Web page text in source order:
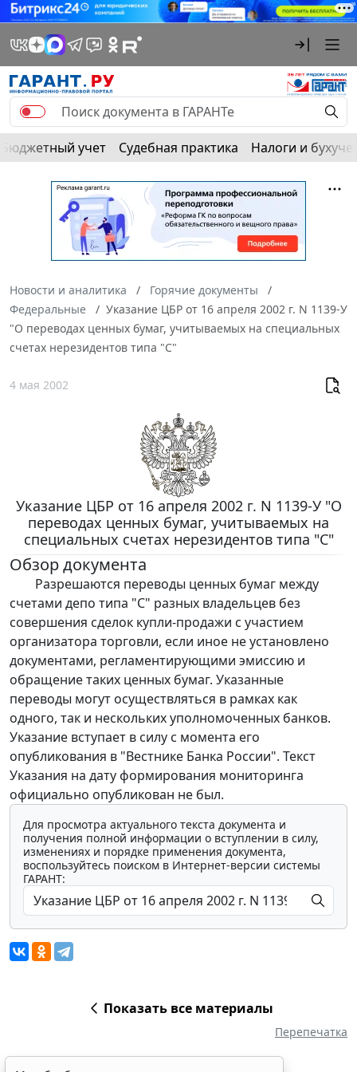
Бюджетный учет Судебная практика Налоги и
Новости и аналитика
Горячие документы
Федеральные
Указание ЦБР от 16 апреля 2002 г. N 1139-У
"О переводах ценных бумаг, учитываемых на специальных
счетах нерезидентов типа "С"
4 мая 2002
Указание ЦБР от 16 апреля 2002 г. N 1139-У "О
переводах ценных бумаг, учитываемых на
специальных счетах нерезидентов типа "С"
Обзор документа
Разрешаются переводы ценных бумаг между
счетами депо типа "С" разных владельцев без
совершения сделок купли-продажи с участием
организатора торговли, если иное не установлено
документами, регламентирующими эмиссию и
обращение таких ценных бумаг. Указанные
переводы могут осуществляться в рамках как
одного, так и нескольких уполномоченных банков.
Указание вступает в силу с момента его
опубликования в "Вестнике Банка России". Текст
Указания на дату формирования мониторинга
официально опубликован не был.
Для просмотра актуального текста документа и
получения полной информации о вступлении в силу,
изменениях и порядке применения документа,
воспользуйтесь поиском в Интернет-версии системы
ГАРАНТ:
Показать все материалы
Перепечатка